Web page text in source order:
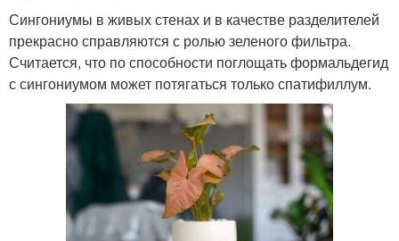
Сингониумы в живых стенах и в качестве разделителей
прекрасно справляются с ролью зеленого фильтра.
Считается, что по способности поглощать формальдегид
с сингониумом может потягаться только спатифиллум.